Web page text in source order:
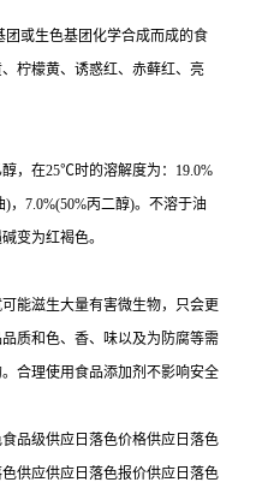
或生色基团化学合成而成的食
柠檬黄、诱惑红、赤藓红、亮
，在25℃时的溶解度为：19.0%
，7.0%(50%丙二醇)。不溶于油
变为红褐色。
能滋生大量有害微生物，只会更
质和色、香、味以及为防腐等需
合理使用食品添加剂不影响安全
品级供应日落色价格供应日落色
供应供应日落色报价供应日落色